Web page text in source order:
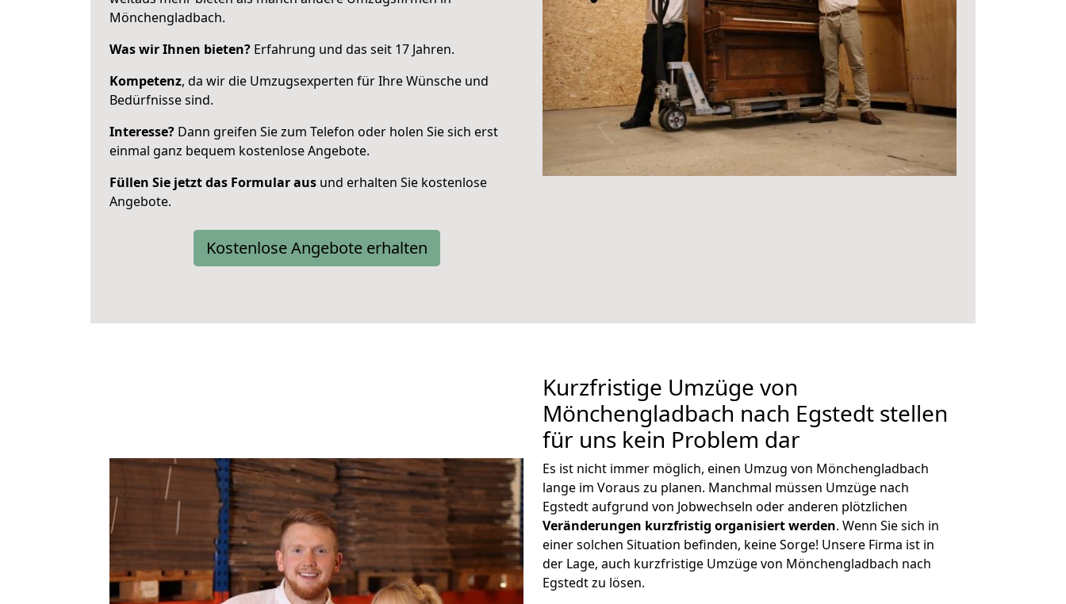
Mönchengladbach.
Was wir Ihnen bieten? Erfahrung und das seit 17 Jahren.
Kompetenz, da wir die Umzugsexperten für Ihre Wünsche und
Bedürfnisse sind.
Interesse? Dann greifen Sie zum Telefon oder holen Sie sich erst
einmal ganz bequem kostenlose Angebote.
Füllen Sie jetzt das Formular aus und erhalten Sie kostenlose
Angebote.
Kostenlose Angebote erhalten
Kurzfristige Umzüge von
Mönchengladbach nach Egstedt stellen
für uns kein Problem dar
Es ist nicht immer möglich, einen Umzug von Mönchengladbach
lange im Voraus zu planen. Manchmal müssen Umzüge nach
Egstedt aufgrund von Jobwechseln oder anderen plötzlichen
Veränderungen kurzfristig organisiert werden. Wenn Sie sich in
einer solchen Situation befinden, keine Sorge! Unsere Firma ist in
der Lage, auch kurzfristige Umzüge von Mönchengladbach nach
Egstedt zu lösen.